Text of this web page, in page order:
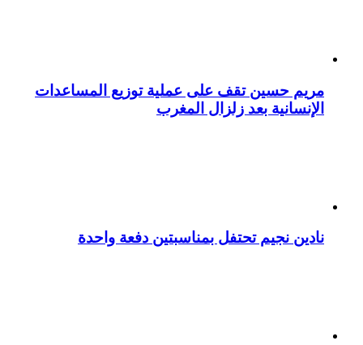
مريم حسين تقف على عملية توزيع المساعدات
الإنسانية بعد زلزال المغرب
نادين نجيم تحتفل بمناسبتين دفعة واحدة